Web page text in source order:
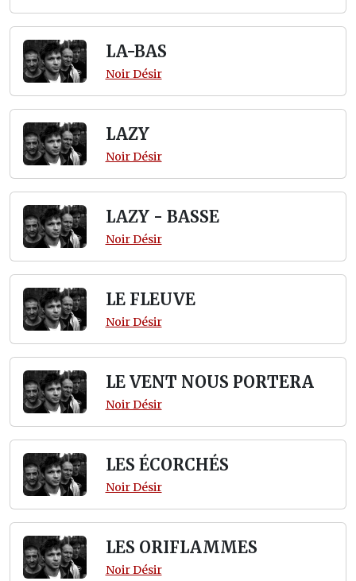
LA-BAS
Noir Désir
LAZY
Noir Désir
LAZY - BASSE
Noir Désir
LE FLEUVE
Noir Désir
LE VENT NOUS PORTERA
Noir Désir
LES ÉCORCHÉS
Noir Désir
LES ORIFLAMMES
Noir Désir